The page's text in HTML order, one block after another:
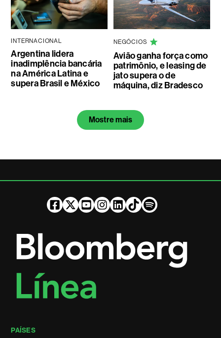
INTERNACIONAL
Argentina lidera
inadimplência bancária
na América Latina e
supera Brasil e México
NEGÓCIOS
Avião ganha força como
patrimônio, e leasing de
jato supera o de
máquina, diz Bradesco
Mostre mais
PAÍSES